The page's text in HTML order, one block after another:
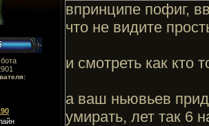
впринципе пофиг,
что не видите
и смотреть как кто
а ваш ньювьев
умирать, лет так 6